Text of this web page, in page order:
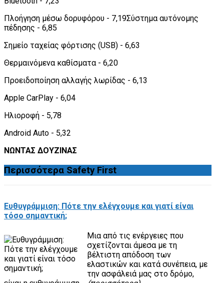
Πλοήγηση μέσω δορυφόρου - 7,19Σύστημα αυτόνομης
πέδησης - 6,85
Σημείο ταχείας φόρτισης (USB) - 6,63
Θερμαινόμενα καθίσματα - 6,20
Προειδοποίηση αλλαγής λωρίδας - 6,13
Apple CarPlay - 6,04
Ηλιοροφή - 5,78
Android Auto - 5,32
ΝΩΝΤΑΣ ΔΟΥΖΙΝΑΣ
Περισσότερα Safety First
Ευθυγράμμιση: Πότε την ελέγχουμε και γιατί είναι
τόσο σημαντική;
Μια από τις ενέργειες που
σχετίζονται άμεσα με τη
βέλτιστη απόδοση των
ελαστικών και κατά συνέπεια, με
την ασφάλειά μας στο δρόμο,